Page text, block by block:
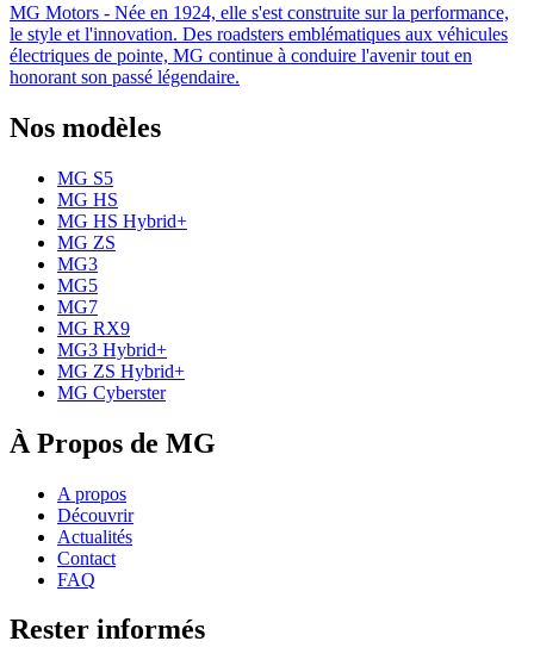
MG Motors - Née en 1924, elle s'est construite sur la performance,
le style et l'innovation. Des roadsters emblématiques aux véhicules
électriques de pointe, MG continue à conduire l'avenir tout en
honorant son passé légendaire.
Nos modèles
MG S5
MG HS
MG HS Hybrid+
MG ZS
MG3
MG5
MG7
MG RX9
MG3 Hybrid+
MG ZS Hybrid+
MG Cyberster
À Propos de MG
A propos
Découvrir
Actualités
Contact
FAQ
Rester informés